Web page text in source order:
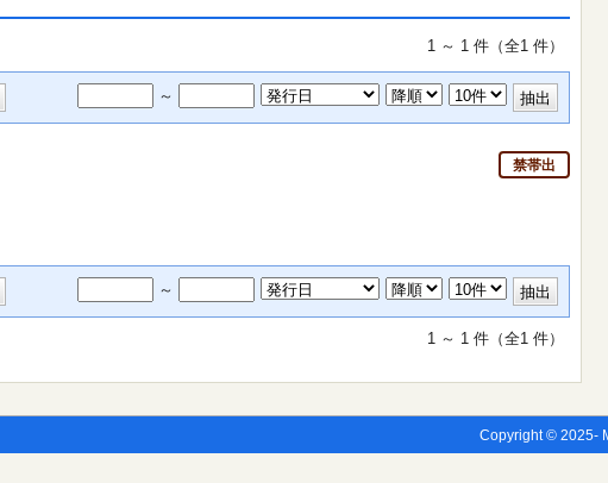
1 ～ 1 件（全1 件）
～
禁帯出
～
1 ～ 1 件（全1 件）
Copyright © 2025-